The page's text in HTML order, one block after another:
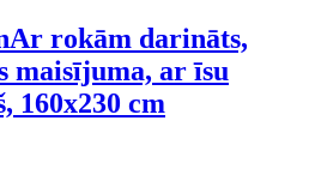
Ar rokām darināts,
maisījuma, ar īsu
160x230 cm